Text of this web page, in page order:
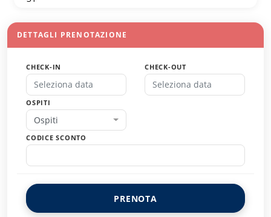
DETTAGLI PRENOTAZIONE
CHECK-IN CHECK-OUT
OSPITI
Ospiti
CODICE SCONTO
PRENOTA